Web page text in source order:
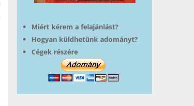
Miért kérem a felajánlást?
Hogyan küldhetünk adományt?
Cégek részére